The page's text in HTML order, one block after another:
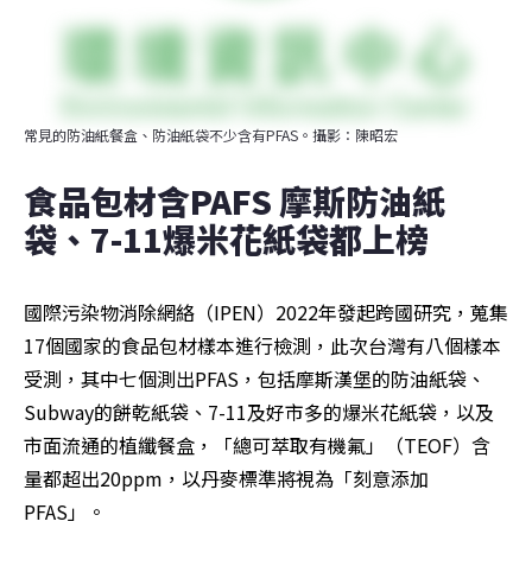
常見的防油紙餐盒、防油紙袋不少含有PFAS。攝影：陳昭宏
食品包材含PAFS 摩斯防油紙
袋、7-11爆米花紙袋都上榜
國際污染物消除網絡（IPEN）2022年發起跨國研究，蒐集
17個國家的食品包材樣本進行檢測，此次台灣有八個樣本
受測，其中七個測出PFAS，包括摩斯漢堡的防油紙袋、
Subway的餅乾紙袋、7-11及好市多的爆米花紙袋，以及
市面流通的植纖餐盒，「總可萃取有機氟」（TEOF）含
量都超出20ppm，以丹麥標準將視為「刻意添加
PFAS」。